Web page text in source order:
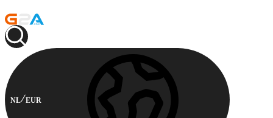
NL EUR